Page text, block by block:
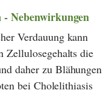
Nebenwirkungen
Verdauung kann
Zellulosegehalts die
daher zu Blähungen
bei Cholelithiasis